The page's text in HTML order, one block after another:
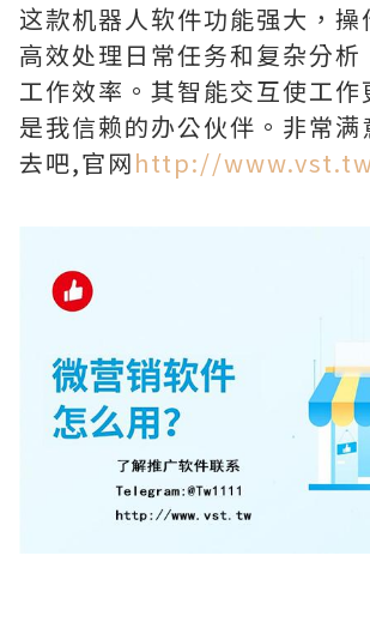
这款机器人软件功能强大，操
高效处理日常任务和复杂分析
工作效率。其智能交互使工作
是我信赖的办公伙伴。非常满
去吧,官网http://